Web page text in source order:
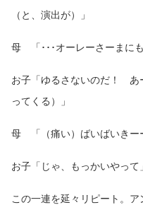
（と、演出が）」
母 「･･･オーレーさーまにも
お子「ゆるさないのだ！ あ
ってくる）」
母 「（痛い）ばいばいきー
お子「じゃ、もっかいやって」
この一連を延々リピート。ア